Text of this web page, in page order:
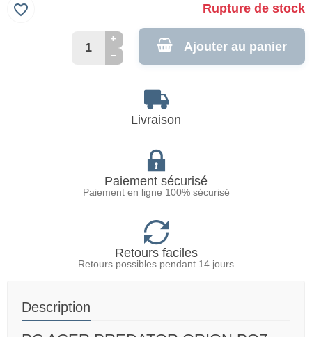
Rupture de stock
Ajouter au panier
favorite_border
Livraison
Paiement sécurisé
Paiement en ligne 100% sécurisé
Retours faciles
Retours possibles pendant 14 jours
Description